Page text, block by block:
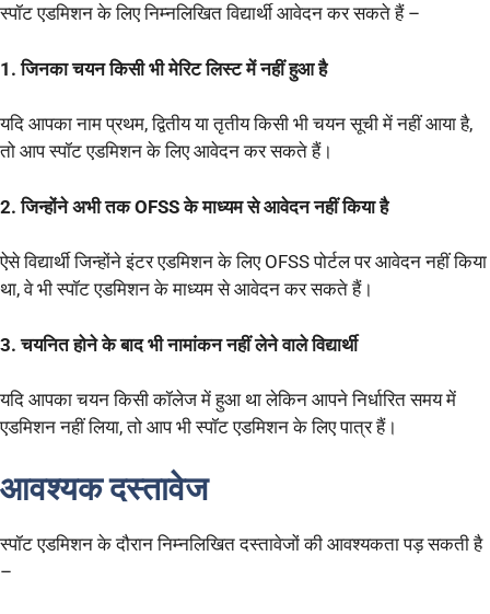
स्पॉट एडमिशन के लिए निम्नलिखित विद्यार्थी आवेदन कर सकते हैं –
1. जिनका चयन किसी भी मेरिट लिस्ट में नहीं हुआ है
यदि आपका नाम प्रथम, द्वितीय या तृतीय किसी भी चयन सूची में नहीं आया है,
तो आप स्पॉट एडमिशन के लिए आवेदन कर सकते हैं।
2. जिन्होंने अभी तक OFSS के माध्यम से आवेदन नहीं किया है
ऐसे विद्यार्थी जिन्होंने इंटर एडमिशन के लिए OFSS पोर्टल पर आवेदन नहीं किया
था, वे भी स्पॉट एडमिशन के माध्यम से आवेदन कर सकते हैं।
3. चयनित होने के बाद भी नामांकन नहीं लेने वाले विद्यार्थी
यदि आपका चयन किसी कॉलेज में हुआ था लेकिन आपने निर्धारित समय में
एडमिशन नहीं लिया, तो आप भी स्पॉट एडमिशन के लिए पात्र हैं।
आवश्यक दस्तावेज
स्पॉट एडमिशन के दौरान निम्नलिखित दस्तावेजों की आवश्यकता पड़ सकती है
–